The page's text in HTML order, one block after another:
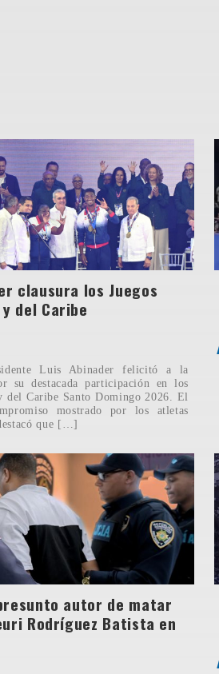
clausura los Juegos
del Caribe
Luis Abinader felicitó a la
su destacada participación en los
del Caribe Santo Domingo 2026. El
mostrado por los atletas
que […]
autor de matar
Rodríguez Batista en